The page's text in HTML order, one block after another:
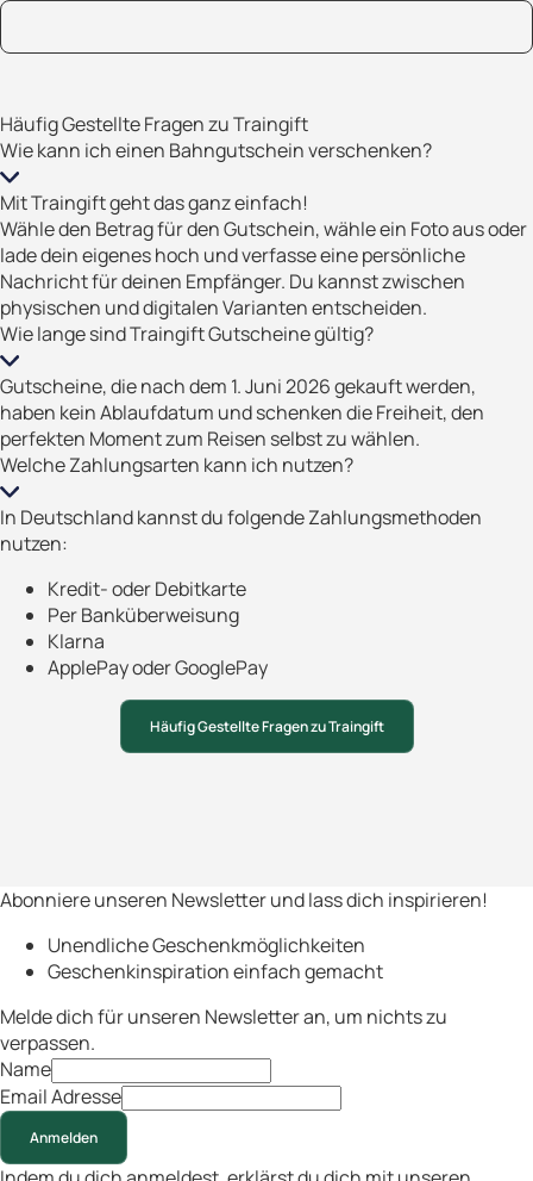
Häufig Gestellte Fragen zu Traingift
Wie kann ich einen Bahngutschein verschenken?
Mit Traingift geht das ganz einfach!
Wähle den Betrag für den Gutschein, wähle ein Foto aus oder
lade dein eigenes hoch und verfasse eine persönliche
Nachricht für deinen Empfänger. Du kannst zwischen
physischen und digitalen Varianten entscheiden.
Wie lange sind Traingift Gutscheine gültig?
Gutscheine, die nach dem 1. Juni 2026 gekauft werden,
haben kein Ablaufdatum und schenken die Freiheit, den
perfekten Moment zum Reisen selbst zu wählen.
Welche Zahlungsarten kann ich nutzen?
In Deutschland kannst du folgende Zahlungsmethoden
nutzen:
Kredit- oder Debitkarte
Per Banküberweisung
Klarna
ApplePay oder GooglePay
Häufig Gestellte Fragen zu Traingift
Abonniere unseren Newsletter und lass dich inspirieren!
Unendliche Geschenkmöglichkeiten
Geschenkinspiration einfach gemacht
Melde dich für unseren Newsletter an, um nichts zu
verpassen.
Name
Email Adresse
Anmelden